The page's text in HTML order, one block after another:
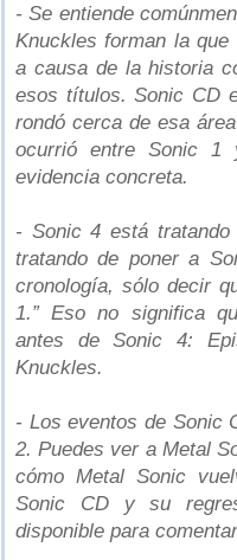
- Se entiende
Knuckles forman la que
a causa de la historia
esos títulos. Sonic CD
rondó cerca de esa
ocurrió entre Sonic
evidencia concreta.
- Sonic 4 está
tratando de poner a
cronología, sólo decir
1.” Eso no significa
antes de Sonic 4:
Knuckles.
- Los eventos de Sonic
2. Puedes ver a Metal
cómo Metal Sonic
Sonic CD y su
disponible para